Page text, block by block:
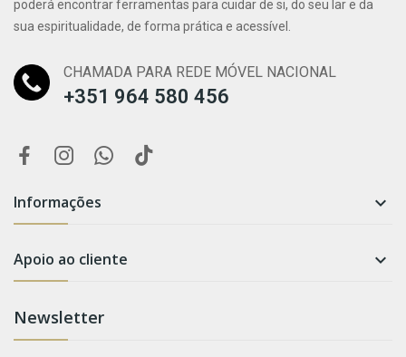
poderá encontrar ferramentas para cuidar de si, do seu lar e da
sua espiritualidade, de forma prática e acessível.
CHAMADA PARA REDE MÓVEL NACIONAL
+351 964 580 456
Informações 
Apoio ao cliente 
Newsletter